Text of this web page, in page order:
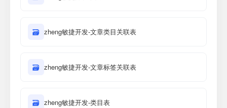
🗃 zheng敏捷开发-文章类目关联表
🗃 zheng敏捷开发-文章标签关联表
🗃 zheng敏捷开发-类目表